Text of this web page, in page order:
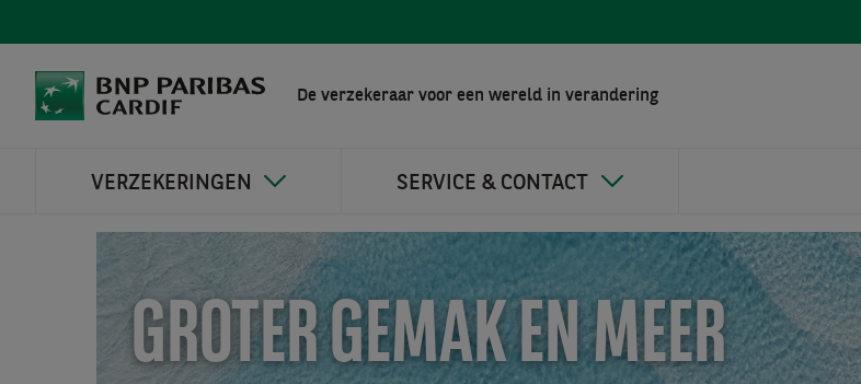
De verzekeraar voor een wereld in verandering
VERZEKERINGEN SERVICE & CONTACT
GROTER GEMAK EN MEER